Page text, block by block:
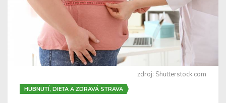
zdroj: Shutterstock.com
HUBNUTÍ, DIETA A ZDRAVÁ STRAVA